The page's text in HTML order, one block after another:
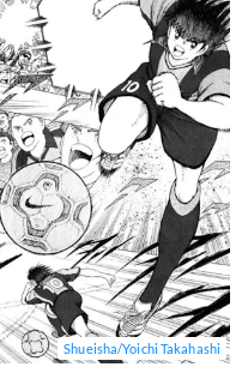
Shueisha/Yoichi Takahashi